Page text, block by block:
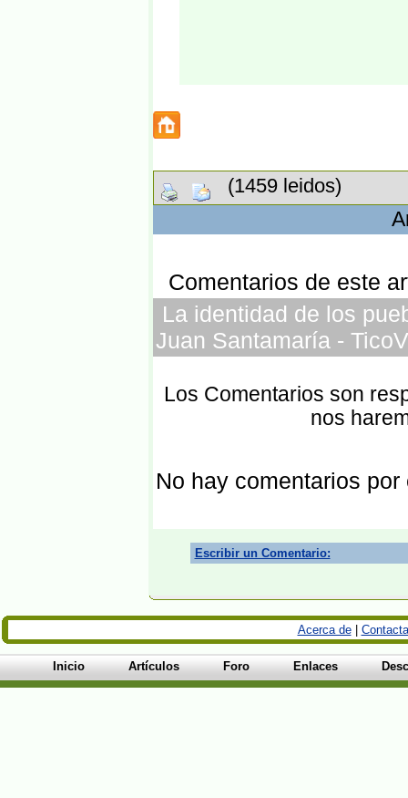
(1459 leidos)
Comentarios de este
La identidad de los
Juan Santamaría -
Los Comentarios son
nos
No hay comentarios por
Escribir un Comentario:
Acerca de|
Inicio Artículos Foro Enlaces